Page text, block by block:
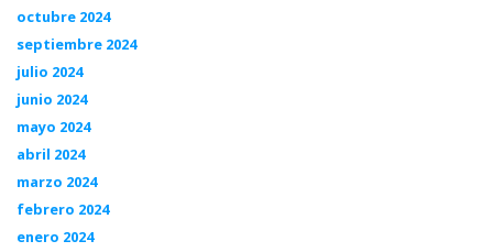
octubre 2024
septiembre 2024
julio 2024
junio 2024
mayo 2024
abril 2024
marzo 2024
febrero 2024
enero 2024